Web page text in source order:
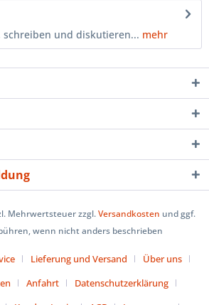
schreiben und diskutieren... mehr
Mehrwertsteuer zzgl.Versandkosten und ggf.
wenn nicht anders beschrieben
Lieferung und Versand
Über uns
Anfahrt
Datenschutzerklärung